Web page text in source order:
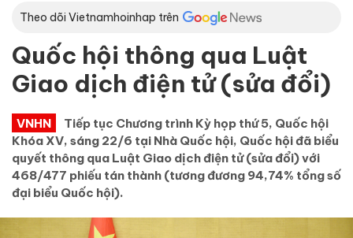
Theo dõi Vietnamhoinhap trên
Quốc hội thông qua Luật
Giao dịch điện tử (sửa đổi)
VNHN
Tiếp tục Chương trình Kỳ họp thứ 5, Quốc hội
Khóa XV, sáng 22/6 tại Nhà Quốc hội, Quốc hội đã biểu
quyết thông qua Luật Giao dịch điện tử (sửa đổi) với
468/477 phiếu tán thành (tương đương 94,74% tổng số
đại biểu Quốc hội).